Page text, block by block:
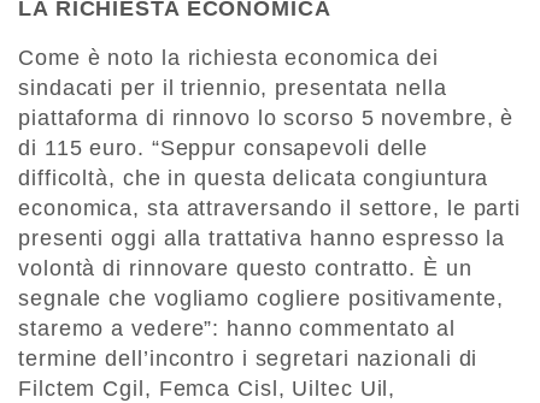
LA RICHIESTA ECONOMICA
Come è noto la richiesta economica dei
sindacati per il triennio, presentata nella
piattaforma di rinnovo lo scorso 5 novembre, è
di 115 euro. “Seppur consapevoli delle
difficoltà, che in questa delicata congiuntura
economica, sta attraversando il settore, le parti
presenti oggi alla trattativa hanno espresso la
volontà di rinnovare questo contratto. È un
segnale che vogliamo cogliere positivamente,
staremo a vedere”: hanno commentato al
termine dell’incontro i segretari nazionali di
Filctem Cgil, Femca Cisl, Uiltec Uil,